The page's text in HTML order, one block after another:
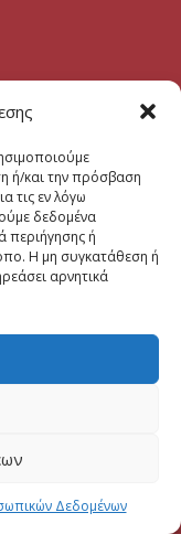
ή/και την πρόσβαση
τις εν λόγω
δεδομένα
ή
Η μη συγκατάθεση ή
αρνητικά
Δεδομένων